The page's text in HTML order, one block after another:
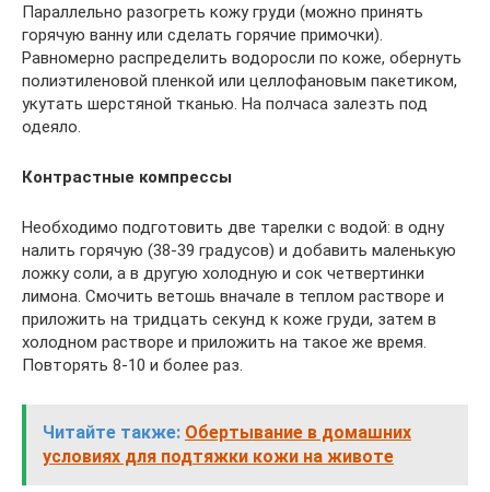
Параллельно разогреть кожу груди (можно принять
горячую ванну или сделать горячие примочки).
Равномерно распределить водоросли по коже, обернуть
полиэтиленовой пленкой или целлофановым пакетиком,
укутать шерстяной тканью. На полчаса залезть под
одеяло.
Контрастные компрессы
Необходимо подготовить две тарелки с водой: в одну
налить горячую (38-39 градусов) и добавить маленькую
ложку соли, а в другую холодную и сок четвертинки
лимона. Смочить ветошь вначале в теплом растворе и
приложить на тридцать секунд к коже груди, затем в
холодном растворе и приложить на такое же время.
Повторять 8-10 и более раз.
Читайте также: Обертывание в домашних
условиях для подтяжки кожи на животе